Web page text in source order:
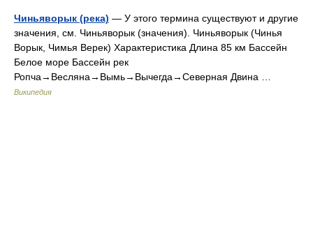
Чиньяворык (река) — У этого термина существуют и другие
значения, см. Чиньяворык (значения). Чиньяворык (Чинья
Ворык, Чимья Верек) Характеристика Длина 85 км Бассейн
Белое море Бассейн рек
Ропча→Весляна→Вымь→Вычегда→Северная Двина …
Википедия